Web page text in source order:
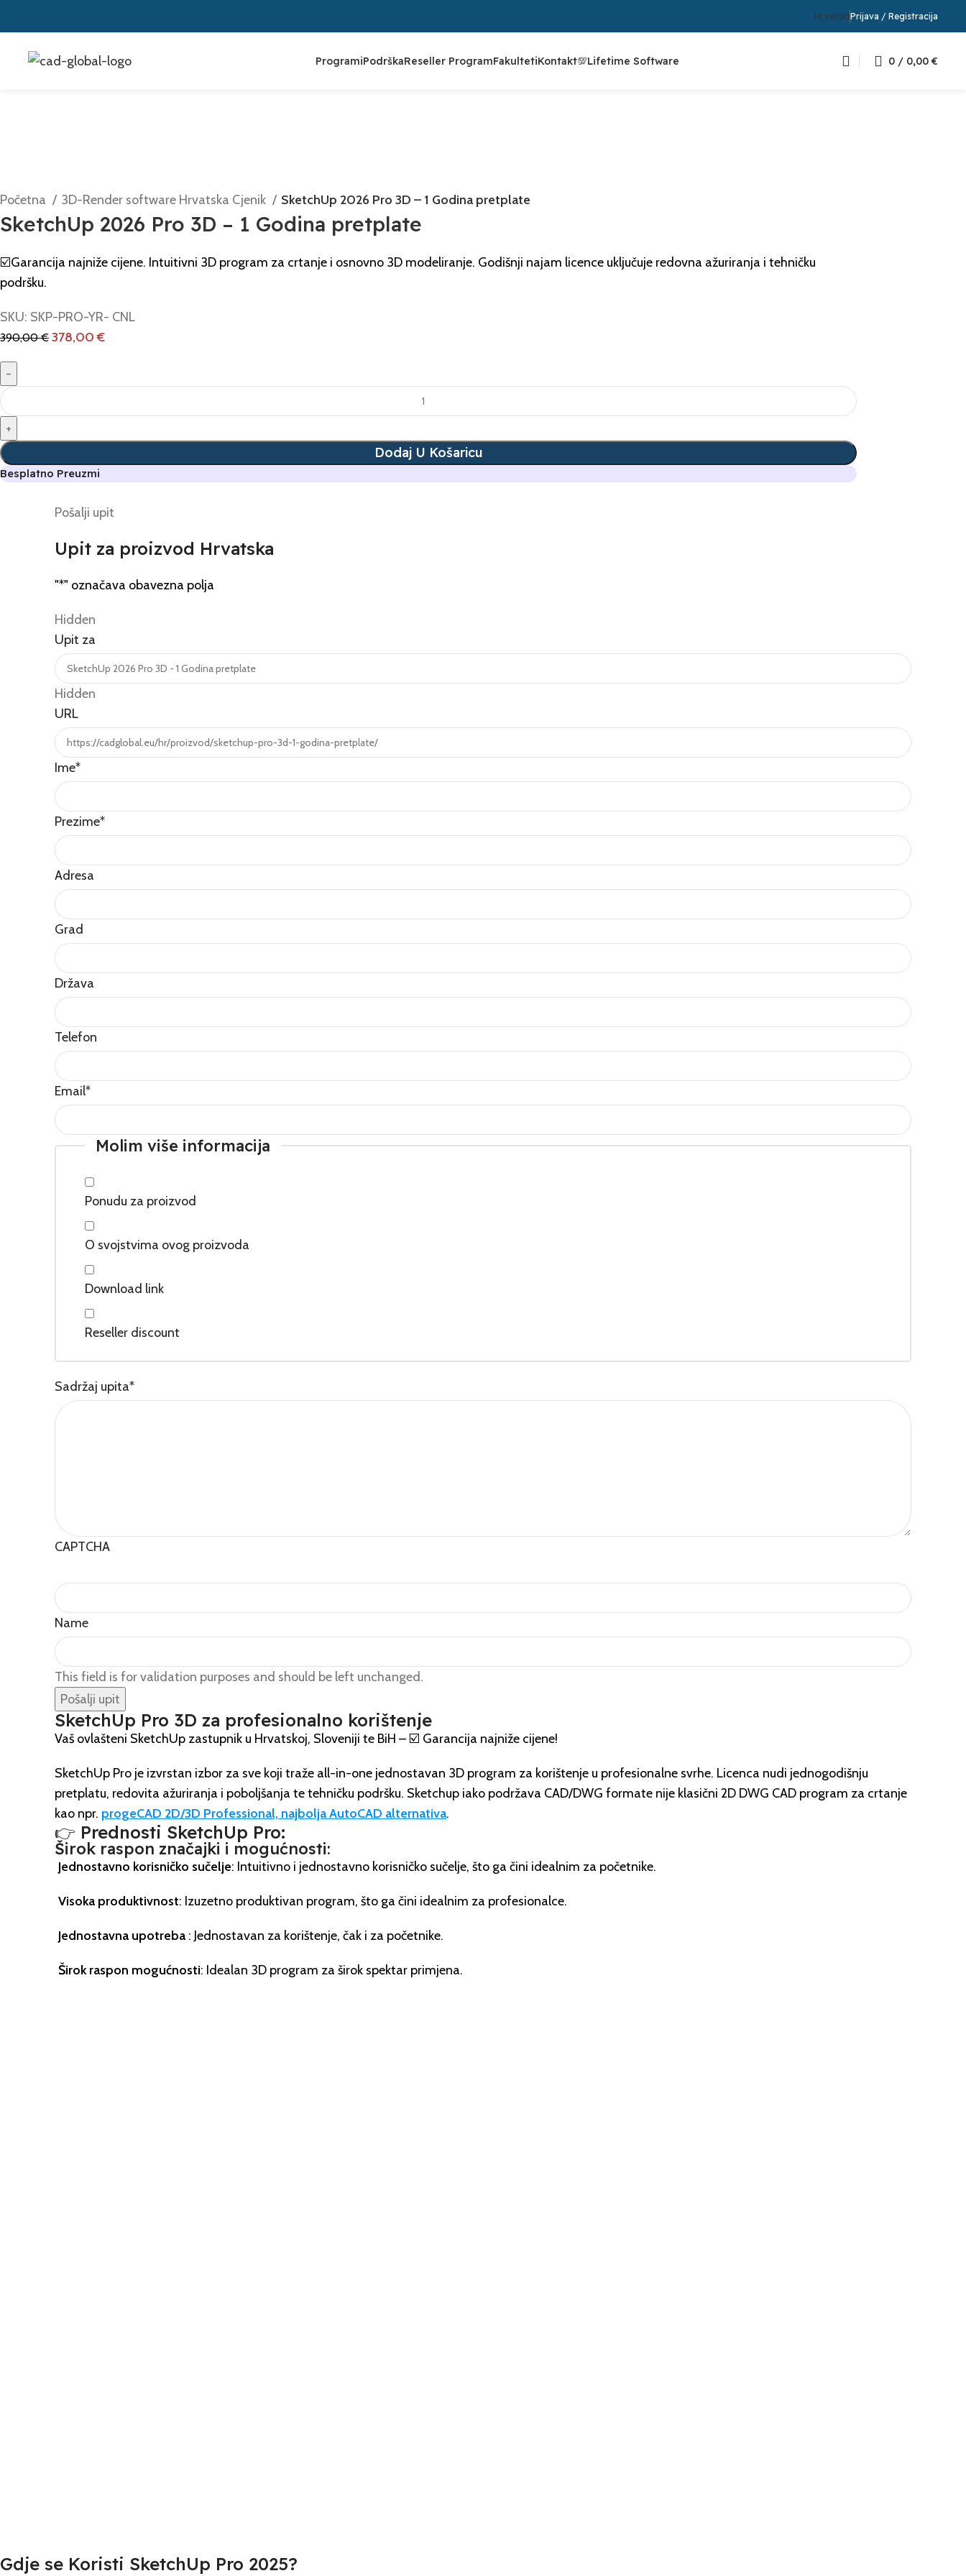
HrvatskiPrijava / Registracija
ProgramiPodrškaReseller ProgramFakultetiKontakt💯Lifetime Software 0 / 0,00€
Početna 3D-Render software Hrvatska Cjenik SketchUp 2026 Pro 3D – 1 Godina pretplate
SketchUp 2026 Pro 3D – 1 Godina pretplate
☑️Garancija najniže cijene. Intuitivni 3D program za crtanje i osnovno 3D modeliranje. Godišnji najam licence uključuje redovna ažuriranja i tehničku
podršku.
SKU: SKP-PRO-YR- CNL
390,00€ 378,00€
Dodaj U Košaricu
Besplatno Preuzmi
Pošalji upit
Upit za proizvod Hrvatska
"*" označava obavezna polja
Hidden
Upit za
Hidden
URL
Ime*
Prezime*
Adresa
Grad
Država
Telefon
Email*
Molim više informacija
Ponudu za proizvod
O svojstvima ovog proizvoda
Download link
Reseller discount
Sadržaj upita*
CAPTCHA
Name
This field is for validation purposes and should be left unchanged.
SketchUp Pro 3D za profesionalno korištenje
Vaš ovlašteni SketchUp zastupnik u Hrvatskoj, Sloveniji te BiH – ☑️ Garancija najniže cijene!
SketchUp Pro je izvrstan izbor za sve koji traže all-in-one jednostavan 3D program za korištenje u profesionalne svrhe. Licenca nudi jednogodišnju
pretplatu, redovita ažuriranja i poboljšanja te tehničku podršku. Sketchup iako podržava CAD/DWG formate nije klasični 2D DWG CAD program za crtanje
kao npr. progeCAD 2D/3D Professional, najbolja AutoCAD alternativa.
👉 Prednosti SketchUp Pro:
Širok raspon značajki i mogućnosti:
Jednostavno korisničko sučelje: Intuitivno i jednostavno korisničko sučelje, što ga čini idealnim za početnike.
Visoka produktivnost: Izuzetno produktivan program, što ga čini idealnim za profesionalce.
Jednostavna upotreba : Jednostavan za korištenje, čak i za početnike.
Širok raspon mogućnosti: Idealan 3D program za širok spektar primjena.
Gdje se Koristi SketchUp Pro 2025?